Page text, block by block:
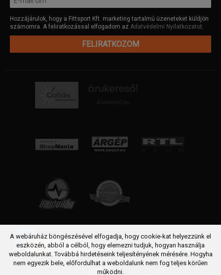
Hozzájárulok, hogy a Fittsport Kft. marketing tartalmú üzeneteket küldjön
számomra. A feliratkozással elfogadom az Adatvédelmi Nyilatkozatot.
FELIRATKOZOM
A webáruház böngészésével elfogadja, hogy cookie-kat helyezzünk el
eszközén, abból a célból, hogy elemezni tudjuk, hogyan használja
weboldalunkat. Továbbá hirdetéseink teljesítényének mérésére. Hogyha
nem egyezik bele, előfordulhat a weboldalunk nem fog teljes körűen
működni.